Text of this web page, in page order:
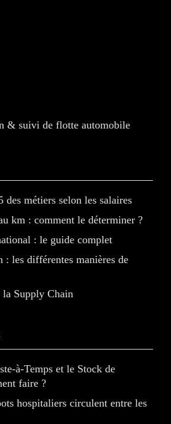
& suivi de flotte automobile
des métiers selon les salaires
km : comment le déterminer ?
: le guide complet
: les différentes manières de
Supply Chain
à-Temps et le Stock de
faire ?
hospitaliers circulent entre les